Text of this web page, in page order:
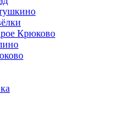
Крюково